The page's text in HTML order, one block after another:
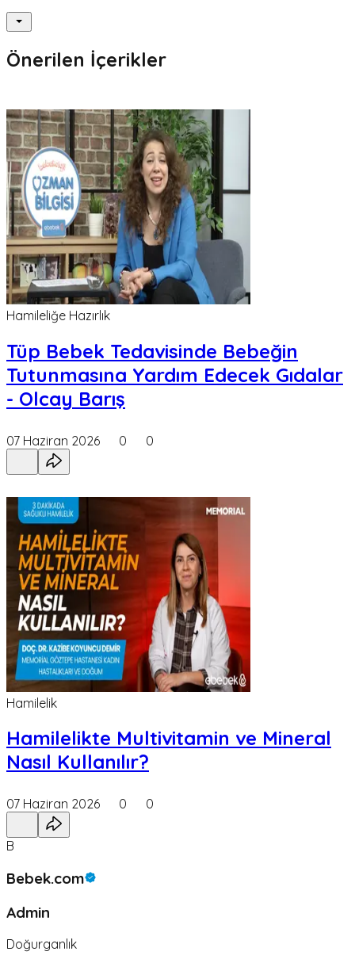
Önerilen İçerikler
Hamileliğe Hazırlık
Tüp Bebek Tedavisinde Bebeğin
Tutunmasına Yardım Edecek Gıdalar
- Olcay Barış
07 Haziran 2026 0 0
Hamilelik
Hamilelikte Multivitamin ve Mineral
Nasıl Kullanılır?
07 Haziran 2026 0 0
B
Bebek.com
Admin
Doğurganlık